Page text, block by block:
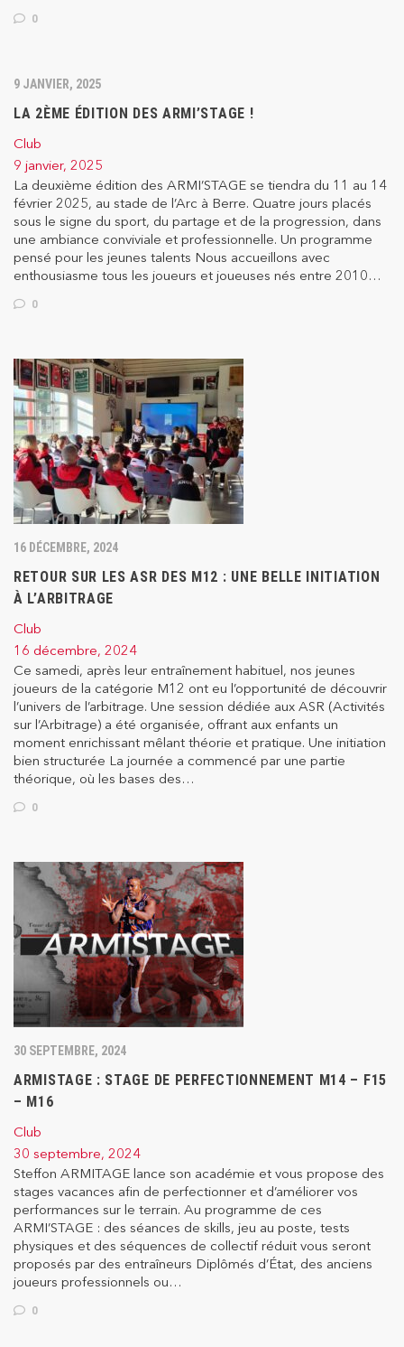
0
9 JANVIER, 2025
LA 2ÈME ÉDITION DES ARMI’STAGE !
Club
9 janvier, 2025
La deuxième édition des ARMI’STAGE se tiendra du 11 au 14
février 2025, au stade de l’Arc à Berre. Quatre jours placés
sous le signe du sport, du partage et de la progression, dans
une ambiance conviviale et professionnelle. Un programme
pensé pour les jeunes talents Nous accueillons avec
enthousiasme tous les joueurs et joueuses nés entre 2010…
0
16 DÉCEMBRE, 2024
RETOUR SUR LES ASR DES M12 : UNE BELLE INITIATION
À L’ARBITRAGE
Club
16 décembre, 2024
Ce samedi, après leur entraînement habituel, nos jeunes
joueurs de la catégorie M12 ont eu l’opportunité de découvrir
l’univers de l’arbitrage. Une session dédiée aux ASR (Activités
sur l’Arbitrage) a été organisée, offrant aux enfants un
moment enrichissant mêlant théorie et pratique. Une initiation
bien structurée La journée a commencé par une partie
théorique, où les bases des…
0
30 SEPTEMBRE, 2024
ARMISTAGE : STAGE DE PERFECTIONNEMENT M14 – F15
– M16
Club
30 septembre, 2024
Steffon ARMITAGE lance son académie et vous propose des
stages vacances afin de perfectionner et d’améliorer vos
performances sur le terrain. Au programme de ces
ARMI’STAGE : des séances de skills, jeu au poste, tests
physiques et des séquences de collectif réduit vous seront
proposés par des entraîneurs Diplômés d’État, des anciens
joueurs professionnels ou…
0